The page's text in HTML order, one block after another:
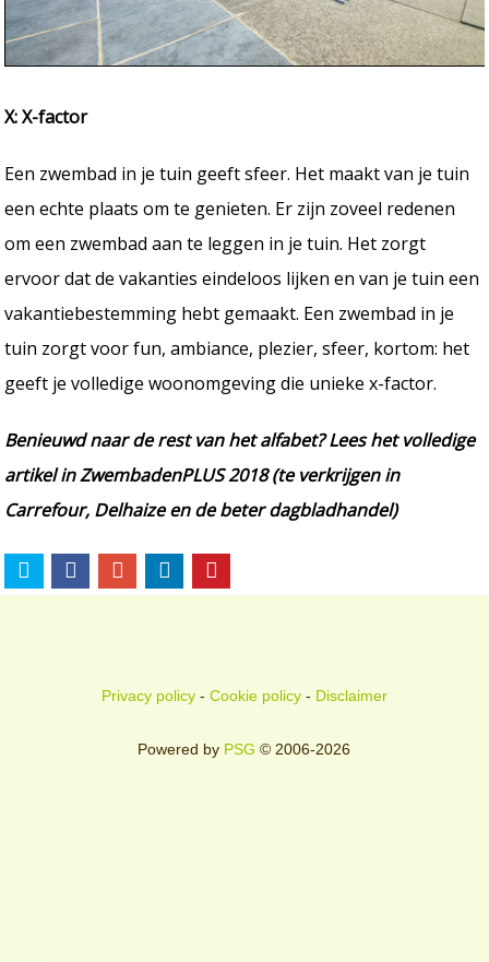
X: X-factor
Een zwembad in je tuin geeft sfeer. Het maakt van je tuin
een echte plaats om te genieten. Er zijn zoveel redenen
om een zwembad aan te leggen in je tuin. Het zorgt
ervoor dat de vakanties eindeloos lijken en van je tuin een
vakantiebestemming hebt gemaakt. Een zwembad in je
tuin zorgt voor fun, ambiance, plezier, sfeer, kortom: het
geeft je volledige woonomgeving die unieke x-factor.
Benieuwd naar de rest van het alfabet? Lees het volledige
artikel in ZwembadenPLUS 2018 (te verkrijgen in
Carrefour, Delhaize en de beter dagbladhandel)
Privacy policy- Cookie policy- Disclaimer
Powered by PSG © 2006-2026